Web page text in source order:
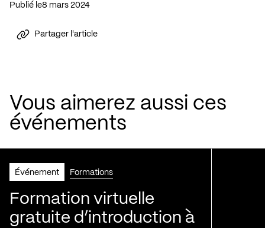
Publié le 8 mars 2024
Partager l'article
Vous aimerez aussi ces
événements
Événement Formations
Formation virtuelle
gratuite d’introduction à